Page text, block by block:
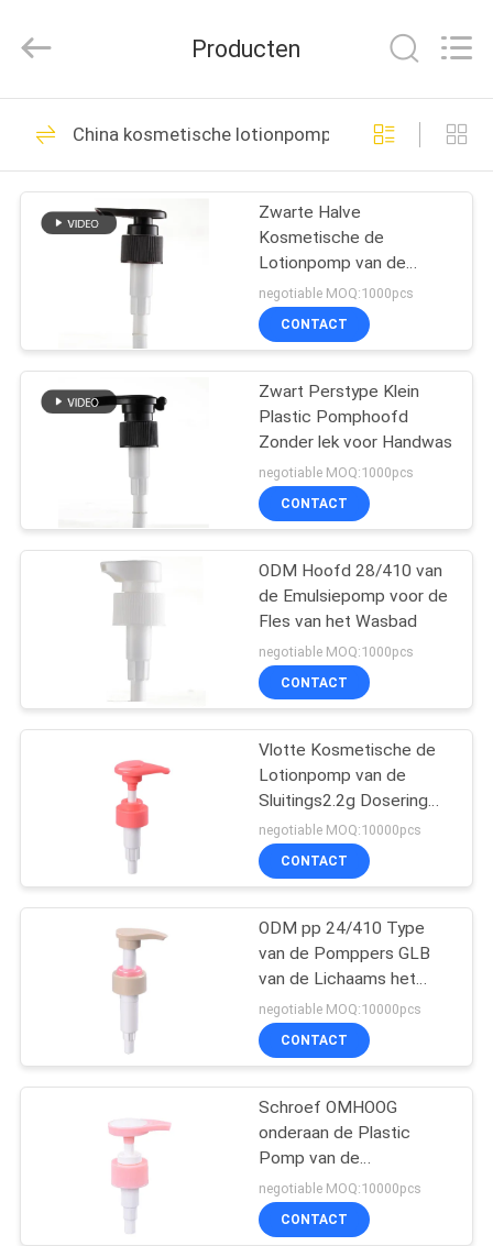
HUIS
PRODUCTEN
ONGEVEER
FABRIEKSREIS
KWALITEITSCONTROLE
CONTACTEER
ONS
NIEUWS
GEVALLEN
SITEMAP
PRIVACY
Reserved.
Plastic lotionpomp
80
De Pomp van de
lotionautomaat
93
kosmetische
lotionpomp
37
Het Schuimpomp
van het
handdesinfecterende
middel
Vloeibare
Zeepautomaat
31
Producten
China kosmetische lotionpomp
Zwarte Halve
Kosmetische de
Lotionpomp van de
Maanpers voor Handwas
2.2ML/T
negotiable MOQ:1000pcs
CONTACT
Zwart Perstype Klein
Plastic Pomphoofd
Zonder lek voor Handwas
negotiable MOQ:1000pcs
CONTACT
ODM Hoofd 28/410 van
de Emulsiepomp voor de
Fles van het Wasbad
negotiable MOQ:1000pcs
CONTACT
Vlotte Kosmetische de
Lotionpomp van de
Sluitings2.2g Dosering
voor Huidzorg
negotiable MOQ:10000pcs
CONTACT
ODM pp 24/410 Type
van de Pomppers GLB
van de Lichaams het
Kosmetische Lotion
negotiable MOQ:10000pcs
CONTACT
Schroef OMHOOG
onderaan de Plastic
Pomp van de
Zeepautomaat voor
Kosmetisch Pakket
negotiable MOQ:10000pcs
CONTACT